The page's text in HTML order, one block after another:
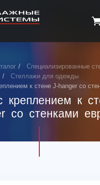
Специализированные
Стеллажи для одежды
к стене J-hanger со
креплением к
со стенками